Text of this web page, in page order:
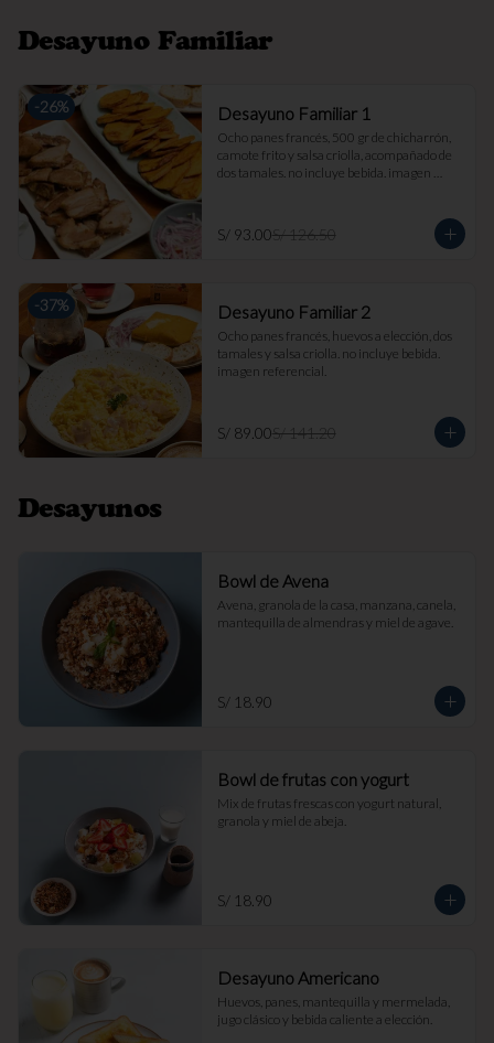
Desayuno Familiar
-26% Desayuno Familiar 1
Ocho panes francés, 500 gr de chicharrón,
camote frito y salsa criolla, acompañado de
dos tamales. no incluye bebida. imagen
S/ 93.00S/ 126.50
-37% Desayuno Familiar 2
Ocho panes francés, huevos a elección, dos
tamales y salsa criolla. no incluye bebida.
imagen referencial.
S/ 89.00S/ 141.20
Desayunos
Bowl de Avena
Avena, granola de la casa, manzana, canela,
mantequilla de almendras y miel de agave.
S/ 18.90
Bowl de frutas con yogurt
Mix de frutas frescas con yogurt natural,
granola y miel de abeja.
S/ 18.90
Desayuno Americano
Huevos, panes, mantequilla y mermelada,
jugo clásico y bebida caliente a elección.